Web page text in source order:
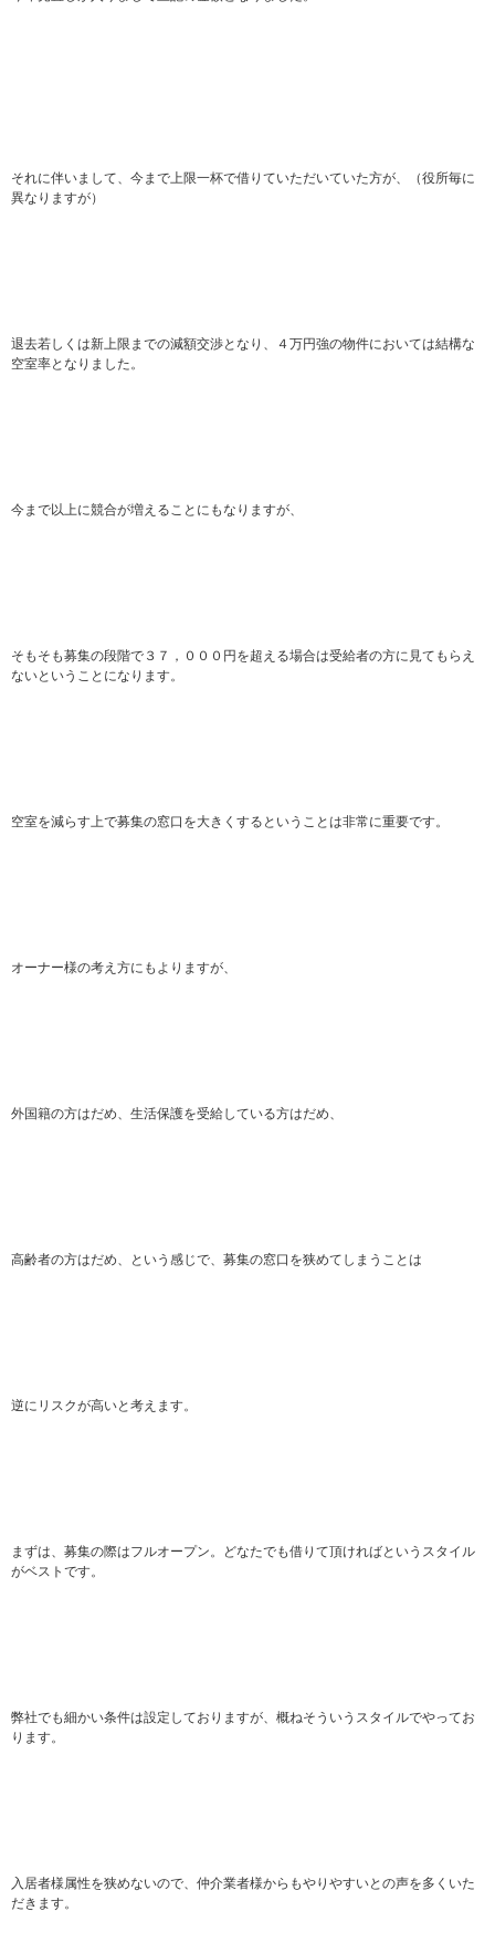
それに伴いまして、今まで上限一杯で借りていただいていた方が、（役所毎に
異なりますが）
退去若しくは新上限までの減額交渉となり、４万円強の物件においては結構な
空室率となりました。
今まで以上に競合が増えることにもなりますが、
そもそも募集の段階で３７，０００円を超える場合は受給者の方に見てもらえ
ないということになります。
空室を減らす上で募集の窓口を大きくするということは非常に重要です。
オーナー様の考え方にもよりますが、
外国籍の方はだめ、生活保護を受給している方はだめ、
高齢者の方はだめ、という感じで、募集の窓口を狭めてしまうことは
逆にリスクが高いと考えます。
まずは、募集の際はフルオープン。どなたでも借りて頂ければというスタイル
がベストです。
弊社でも細かい条件は設定しておりますが、概ねそういうスタイルでやってお
ります。
入居者様属性を狭めないので、仲介業者様からもやりやすいとの声を多くいた
だきます。